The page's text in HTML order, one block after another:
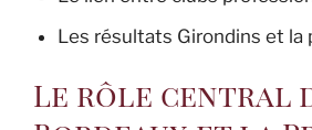
Les résultats Girondins et la
Le rôle central